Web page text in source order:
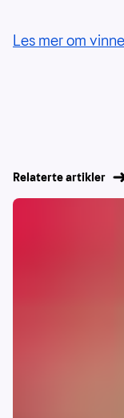
Les mer om
Relaterte artikler